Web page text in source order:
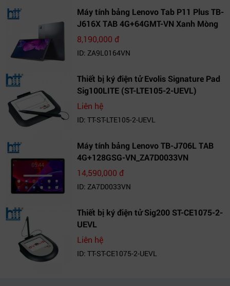
Máy tính bảng Lenovo Tab P11 Plus TB-
J616X TAB 4G+64GMT-VN Xanh Mòng
Két_ZA9L0164VN
8,190,000 đ
ID: ZA9L0164VN
Thiết bị ký điện tử Evolis Signature Pad
Sig100LITE (ST-LTE105-2-UEVL)
Liên hệ
ID: TT-ST-LTE105-2-UEVL
Máy tính bảng Lenovo TB-J706L TAB
4G+128GSG-VN_ZA7D0033VN
14,590,000 đ
ID: ZA7D0033VN
Thiết bị ký điện tử Sig200 ST-CE1075-2-
UEVL
Liên hệ
ID: TT-ST-CE1075-2-UEVL